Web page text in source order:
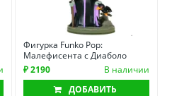
Фигурка Funko Pop:
Малефисента с Диаболо
₽ 2190
В наличии
ДОБАВИТЬ